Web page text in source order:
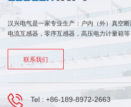
汉兴电气是一家专业生产：户内（外）真空
电流互感器，零序互感器，高压电力计量箱等
联系我们
Tel : +86-189-8972-2663